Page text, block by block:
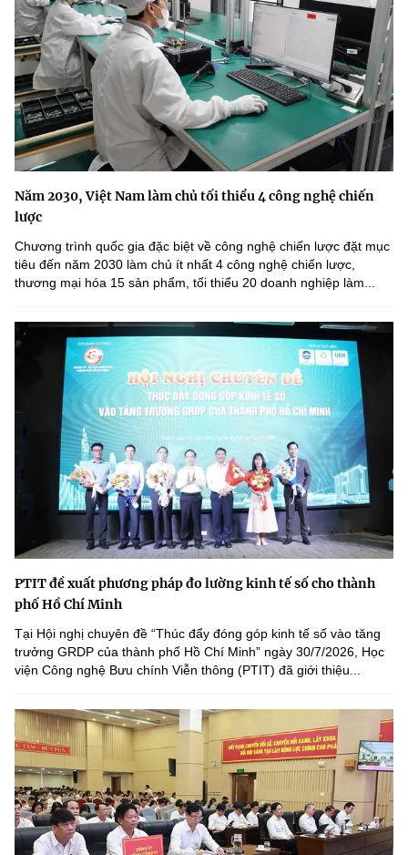
Năm 2030, Việt Nam làm chủ tối thiểu 4 công nghệ chiến
lược
Chương trình quốc gia đặc biệt về công nghệ chiến lược đặt mục
tiêu đến năm 2030 làm chủ ít nhất 4 công nghệ chiến lược,
thương mại hóa 15 sản phẩm, tối thiểu 20 doanh nghiệp làm...
PTIT đề xuất phương pháp đo lường kinh tế số cho thành
phố Hồ Chí Minh
Tại Hội nghị chuyên đề “Thúc đẩy đóng góp kinh tế số vào tăng
trưởng GRDP của thành phố Hồ Chí Minh” ngày 30/7/2026, Học
viện Công nghệ Bưu chính Viễn thông (PTIT) đã giới thiệu...